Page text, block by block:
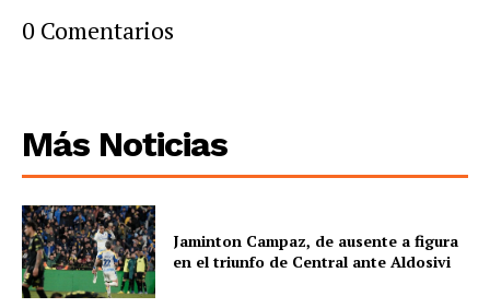
0 Comentarios
Más Noticias
Jaminton Campaz, de ausente a figura
en el triunfo de Central ante Aldosivi